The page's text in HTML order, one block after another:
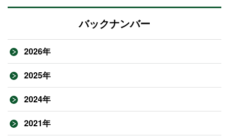
バックナンバー
2026年
2025年
2024年
2021年